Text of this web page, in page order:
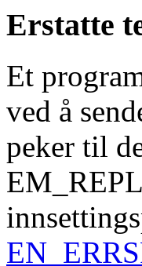
Erstatte
Et
ved å
peker til